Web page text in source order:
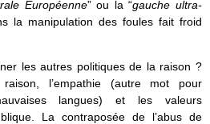
Européenne” ou la “gauche ultra-
la manipulation des foules fait froid
les autres politiques de la raison ?
l’empathie (autre mot pour
langues) et les valeurs
La contraposée de l’abus de